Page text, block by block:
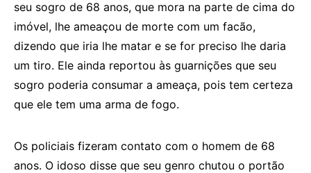
seu sogro de 68 anos, que mora na parte de cima do
imóvel, lhe ameaçou de morte com um facão,
dizendo que iria lhe matar e se for preciso lhe daria
um tiro. Ele ainda reportou às guarnições que seu
sogro poderia consumar a ameaça, pois tem certeza
que ele tem uma arma de fogo.
Os policiais fizeram contato com o homem de 68
anos. O idoso disse que seu genro chutou o portão